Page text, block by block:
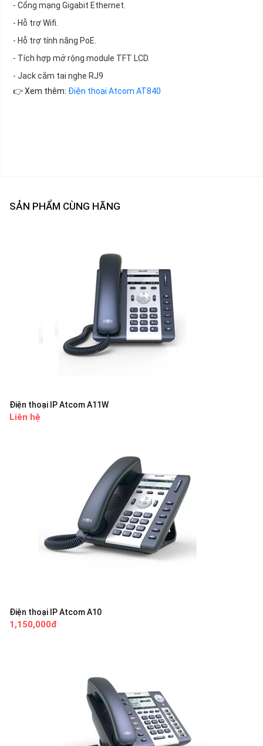
- Cổng mạng Gigabit Ethernet.
- Hỗ trợ Wifi.
- Hỗ trợ tính năng PoE.
- Tích hợp mở rộng module TFT LCD.
- Jack cắm tai nghe RJ9
👉 Xem thêm: Điện thoại Atcom AT840
SẢN PHẨM CÙNG HÃNG
Điện thoại IP Atcom A11W
Liên hệ
Điện thoại IP Atcom A10
1,150,000đ